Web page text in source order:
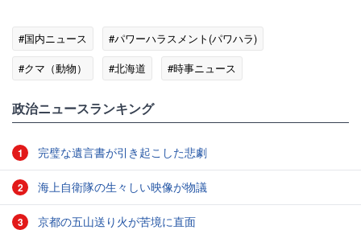
#国内ニュース
#パワーハラスメント(パワハラ)
#クマ（動物）
#北海道 #時事ニュース
政治ニュースランキング
1 完璧な遺言書が引き起こした悲劇
2 海上自衛隊の生々しい映像が物議
3 京都の五山送り火が苦境に直面